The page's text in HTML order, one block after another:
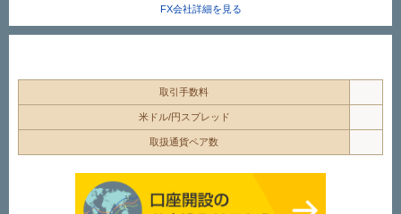
FX会社詳細を見る
取引手数料
米ドル/円スプレッド
取扱通貨ペア数